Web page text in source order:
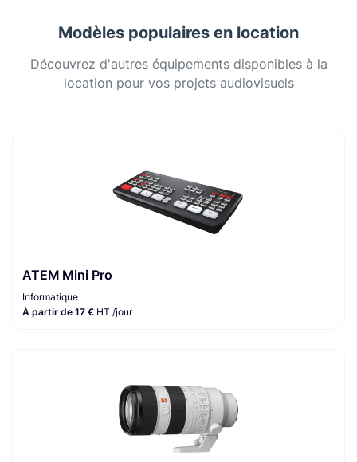
Modèles populaires en location
Découvrez d'autres équipements disponibles à la
location pour vos projets audiovisuels
ATEM Mini Pro
Informatique
À partir de 17 € HT /jour